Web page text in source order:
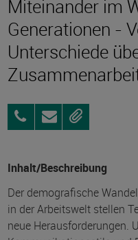
Miteinander im
Generationen -
Unterschiede
0395
5693-
AnfragenMerken
Inhalt/Beschreibung
Der demografische
in der Arbeitswelt stellen
neue Herausforderungen.